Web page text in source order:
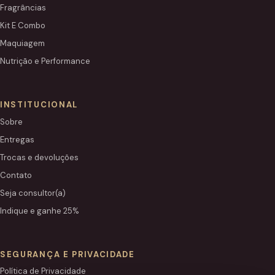
Fragrâncias
Kit E Combo
Maquiagem
Nutrição e Performance
INSTITUCIONAL
Sobre
Entregas
Trocas e devoluções
Contato
Seja consultor(a)
Indique e ganhe 25%
SEGURANÇA E PRIVACIDADE
Política de Privacidade